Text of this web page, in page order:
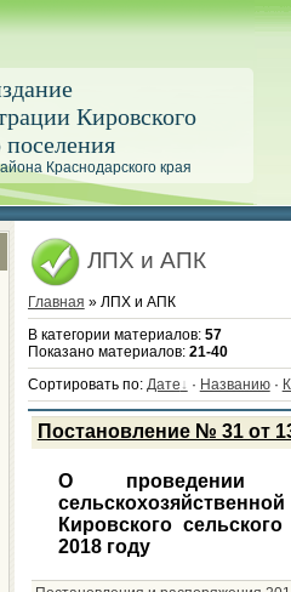
Кировского
поселения
Краснодарского края
ЛПХ и АПК
Главная » ЛПХ и АПК
В категории материалов: 57
Показано материалов: 21-40
Сортировать по: Дате · Названию·
Постановление № 31 от
О проведении
Кировского
2018 году